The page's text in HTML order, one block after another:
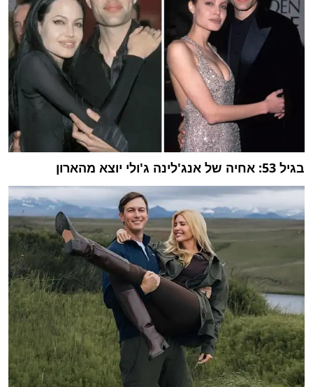
בגיל 53: אחיה של אנג'לינה ג'ולי יוצא מהארון